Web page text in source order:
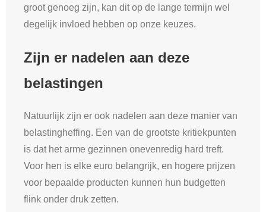
groot genoeg zijn, kan dit op de lange termijn wel
degelijk invloed hebben op onze keuzes.
Zijn er nadelen aan deze
belastingen
Natuurlijk zijn er ook nadelen aan deze manier van
belastingheffing. Een van de grootste kritiekpunten
is dat het arme gezinnen onevenredig hard treft.
Voor hen is elke euro belangrijk, en hogere prijzen
voor bepaalde producten kunnen hun budgetten
flink onder druk zetten.